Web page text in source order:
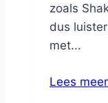
zoals
dus
met...
Lees